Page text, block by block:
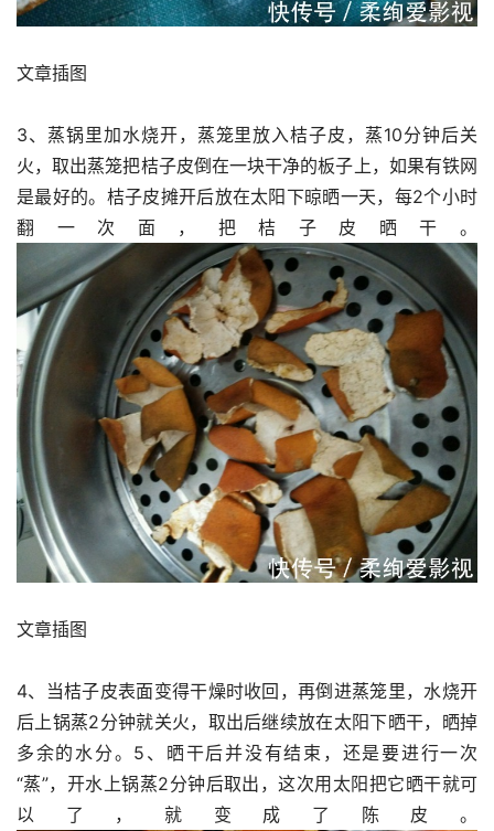
文章插图
3、蒸锅里加水烧开，蒸笼里放入桔子皮，蒸10分钟后关
火，取出蒸笼把桔子皮倒在一块干净的板子上，如果有铁网
是最好的。桔子皮摊开后放在太阳下晾晒一天，每2个小时
翻一次面，把桔子皮晒干。
文章插图
4、当桔子皮表面变得干燥时收回，再倒进蒸笼里，水烧开
后上锅蒸2分钟就关火，取出后继续放在太阳下晒干，晒掉
多余的水分。5、晒干后并没有结束，还是要进行一次
“蒸”，开水上锅蒸2分钟后取出，这次用太阳把它晒干就可
以了，就变成了陈皮。